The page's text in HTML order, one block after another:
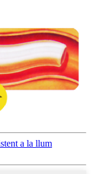
a la llum